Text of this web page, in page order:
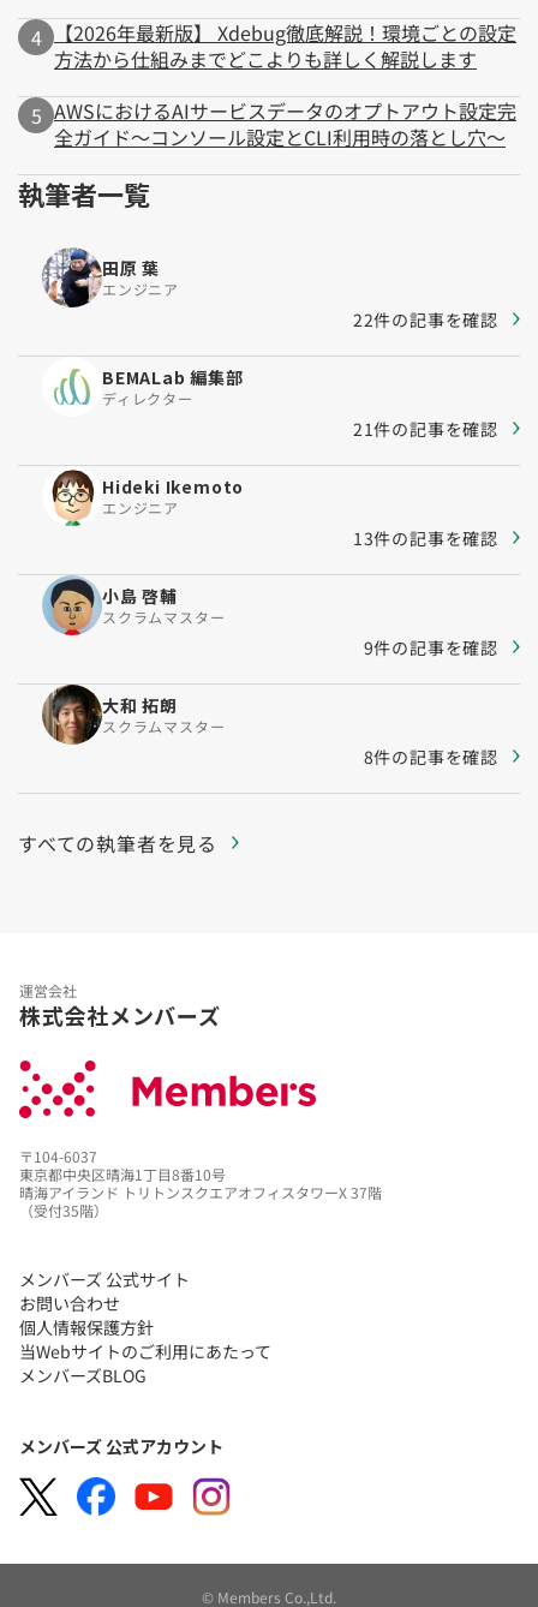
【2026年最新版】 Xdebug徹底解説！環境ごとの設定
方法から仕組みまでどこよりも詳しく解説します
AWSにおけるAIサービスデータのオプトアウト設定完
全ガイド～コンソール設定とCLI利用時の落とし穴～
執筆者一覧
田原 葉
エンジニア
22件の記事を確認
BEMALab 編集部
ディレクター
21件の記事を確認
Hideki Ikemoto
エンジニア
13件の記事を確認
小島 啓輔
スクラムマスター
9件の記事を確認
大和 拓朗
スクラムマスター
8件の記事を確認
すべての執筆者を見る
運営会社
株式会社メンバーズ
〒104-6037
東京都中央区晴海1丁目8番10号
晴海アイランド トリトンスクエアオフィスタワーX 37階
（受付35階）
メンバーズ 公式サイト
お問い合わせ
個人情報保護方針
当Webサイトのご利用にあたって
メンバーズBLOG
メンバーズ 公式アカウント
© Members Co.,Ltd.